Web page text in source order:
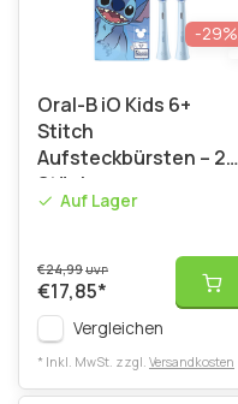
-29%
Oral-B iO Kids 6+
Stitch
Aufsteckbürsten – 2
Stück
Auf Lager
€24,99UVP
€17,85*
Vergleichen
* Inkl. MwSt. zzgl. Versandkosten